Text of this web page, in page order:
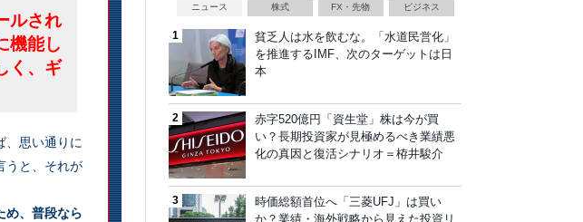
ルされ
機能し
く、ギ
、思い通りに
うと、それが
め、普段なら
ニュース 株式 FX・先物 ビジネス
貧乏人は水を飲むな。「水道民営化」
を推進するIMF、次のターゲットは日
本
赤字520億円「資生堂」株は今が買
い？長期投資家が見極めるべき業績悪
化の真因と復活シナリオ＝栫井駿介
時価総額首位へ「三菱UFJ」は買い
か？業績・海外戦略から見えた投資リ